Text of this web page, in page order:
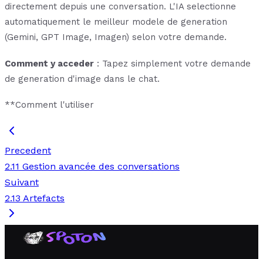
directement depuis une conversation. L'IA selectionne
automatiquement le meilleur modele de generation
(Gemini, GPT Image, Imagen) selon votre demande.
Comment y acceder : Tapez simplement votre demande
de generation d'image dans le chat.
**Comment l'utiliser
Precedent
2.11 Gestion avancée des conversations
Suivant
2.13 Artefacts